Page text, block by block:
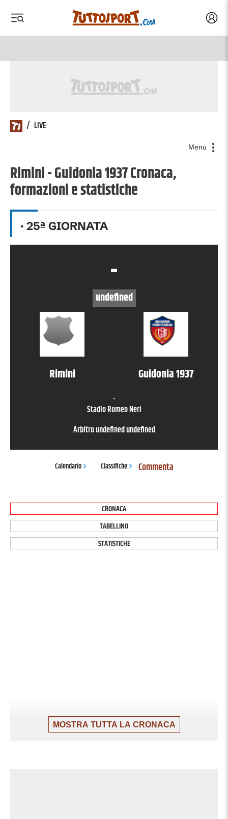
/ LIVE
Menu
Rimini - Guidonia 1937 Cronaca,
formazioni e statistiche
· 25ª GIORNATA
Rimini Guidonia 1937
-
undefined
-
Stadio Romeo Neri
Arbitroundefined undefined
Calendario Classifiche Commenta
CRONACA
TABELLINO
STATISTICHE
MOSTRA TUTTA LA CRONACA